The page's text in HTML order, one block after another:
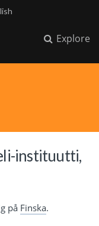
Explore
instituutti,
på Finska.